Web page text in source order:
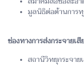
มูลนิธิต่อต้านการ
ช่องทางการส่งกระจาย
สถานีวิทยุกระจาย